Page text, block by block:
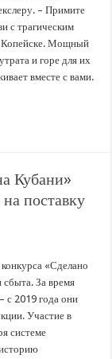
– Примите
с трагическим
Копейске. Мощный
и горе для их
вместе с вами.
Кубани»
поставку
«Сделано
За время
с 2019 года они
Участие в
системе